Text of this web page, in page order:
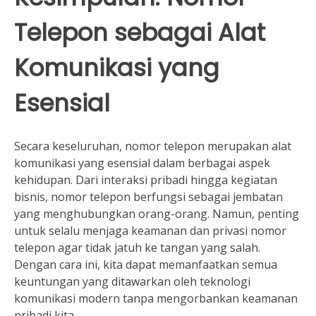
Telepon sebagai Alat
Komunikasi yang
Esensial
Secara keseluruhan, nomor telepon merupakan alat
komunikasi yang esensial dalam berbagai aspek
kehidupan. Dari interaksi pribadi hingga kegiatan
bisnis, nomor telepon berfungsi sebagai jembatan
yang menghubungkan orang-orang. Namun, penting
untuk selalu menjaga keamanan dan privasi nomor
telepon agar tidak jatuh ke tangan yang salah.
Dengan cara ini, kita dapat memanfaatkan semua
keuntungan yang ditawarkan oleh teknologi
komunikasi modern tanpa mengorbankan keamanan